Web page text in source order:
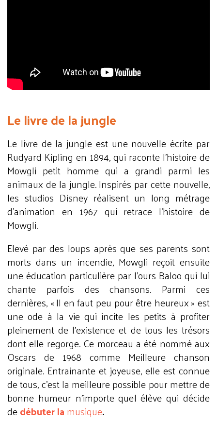
Le livre de la jungle
Le livre de la jungle est une nouvelle écrite par
Rudyard Kipling en 1894, qui raconte l’histoire de
Mowgli petit homme qui a grandi parmi les
animaux de la jungle. Inspirés par cette nouvelle,
les studios Disney réalisent un long métrage
d’animation en 1967 qui retrace l’histoire de
Mowgli.
Elevé par des loups après que ses parents sont
morts dans un incendie, Mowgli reçoit ensuite
une éducation particulière par l’ours Baloo qui lui
chante parfois des chansons. Parmi ces
dernières, « Il en faut peu pour être heureux » est
une ode à la vie qui incite les petits à profiter
pleinement de l’existence et de tous les trésors
dont elle regorge. Ce morceau a été nommé aux
Oscars de 1968 comme Meilleure chanson
originale. Entrainante et joyeuse, elle est connue
de tous, c’est la meilleure possible pour mettre de
bonne humeur n’importe quel élève qui décide
dedébuter lamusique.